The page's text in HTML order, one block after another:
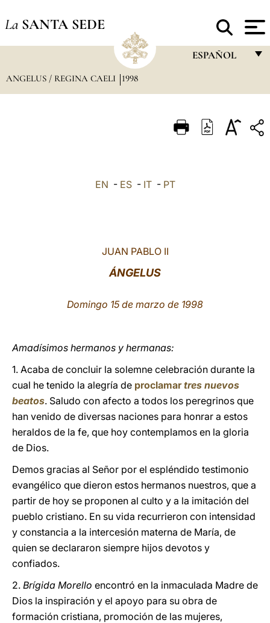
La SANTA SEDE
ESPAÑOL
ITALIANO
ANGELUS / REGINA CAELI 1998
EN - ES- IT- PT
JUAN PABLO II
ÁNGELUS
Domingo 15 de marzo de 1998
Amadísimos hermanos y hermanas:
1. Acaba de concluir la solemne celebración durante la
cual he tenido la alegría de proclamartres nuevos
beatos. Saludo con afecto a todos los peregrinos que
han venido de diversas naciones para honrar a estos
heraldos de la fe, que hoy contemplamos en la gloria
de Dios.
Demos gracias al Señor por el espléndido testimonio
evangélico que dieron estos hermanos nuestros, que a
partir de hoy se proponen al culto y a la imitación del
pueblo cristiano. En su vida recurrieron con intensidad
y constancia a la intercesión materna de María, de
quien se declararon siempre hijos devotos y
confiados.
2. Brígida Morello encontró en la inmaculada Madre de
Dios la inspiración y el apoyo para su obra de
formación cristiana, promoción de las mujeres,